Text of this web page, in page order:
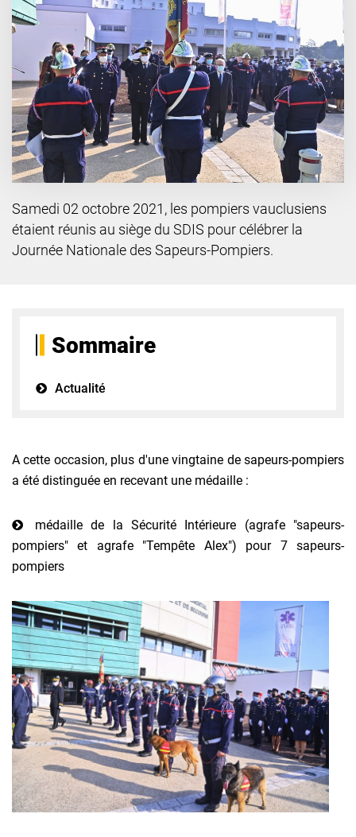
Samedi 02 octobre 2021, les pompiers vauclusiens
étaient réunis au siège du SDIS pour célébrer la
Journée Nationale des Sapeurs-Pompiers.
Sommaire
Actualité
A cette occasion, plus d'une vingtaine de sapeurs-pompiers
a été distinguée en recevant une médaille :
médaille de la Sécurité Intérieure (agrafe "sapeurs-
pompiers" et agrafe "Tempête Alex") pour 7 sapeurs-
pompiers